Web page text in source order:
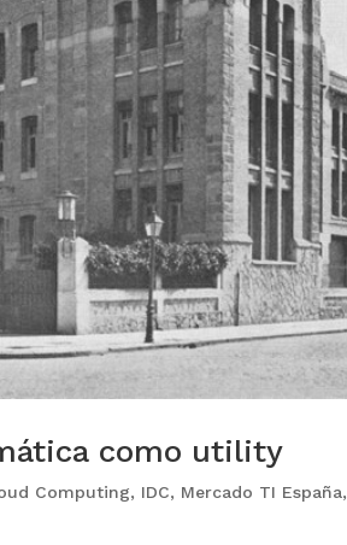
como utility
Computing, IDC, Mercado TI España,